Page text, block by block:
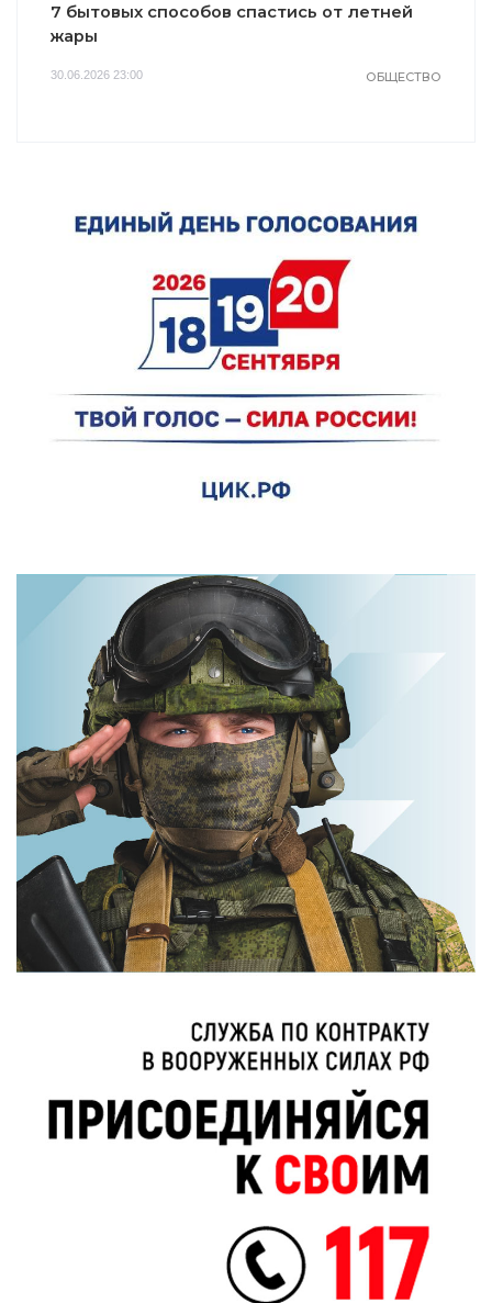
7 бытовых способов спастись от летней
жары
30.06.2026 23:00 ОБЩЕСТВО